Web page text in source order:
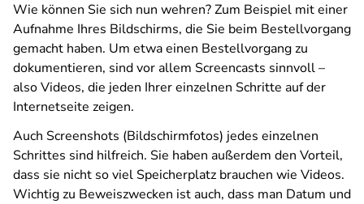
Wie können Sie sich nun wehren? Zum Beispiel mit einer
Aufnahme Ihres Bildschirms, die Sie beim Bestellvorgang
gemacht haben. Um etwa einen Bestellvorgang zu
dokumentieren, sind vor allem Screencasts sinnvoll –
also Videos, die jeden Ihrer einzelnen Schritte auf der
Internetseite zeigen.
Auch Screenshots (Bildschirmfotos) jedes einzelnen
Schrittes sind hilfreich. Sie haben außerdem den Vorteil,
dass sie nicht so viel Speicherplatz brauchen wie Videos.
Wichtig zu Beweiszwecken ist auch, dass man Datum und